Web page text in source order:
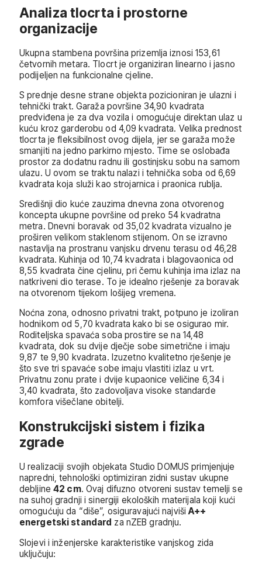
Analiza tlocrta i prostorne
organizacije
Ukupna stambena površina prizemlja iznosi 153,61
četvornih metara. Tlocrt je organiziran linearno i jasno
podijeljen na funkcionalne cjeline.
S prednje desne strane objekta pozicioniran je ulazni i
tehnički trakt. Garaža površine 34,90 kvadrata
predviđena je za dva vozila i omogućuje direktan ulaz u
kuću kroz garderobu od 4,09 kvadrata. Velika prednost
tlocrta je fleksibilnost ovog dijela, jer se garaža može
smanjiti na jedno parkirno mjesto. Time se oslobađa
prostor za dodatnu radnu ili gostinjsku sobu na samom
ulazu. U ovom se traktu nalazi i tehnička soba od 6,69
kvadrata koja služi kao strojarnica i praonica rublja.
Središnji dio kuće zauzima dnevna zona otvorenog
koncepta ukupne površine od preko 54 kvadratna
metra. Dnevni boravak od 35,02 kvadrata vizualno je
proširen velikom staklenom stijenom. On se izravno
nastavlja na prostranu vanjsku drvenu terasu od 46,28
kvadrata. Kuhinja od 10,74 kvadrata i blagovaonica od
8,55 kvadrata čine cjelinu, pri čemu kuhinja ima izlaz na
natkriveni dio terase. To je idealno rješenje za boravak
na otvorenom tijekom lošijeg vremena.
Noćna zona, odnosno privatni trakt, potpuno je izoliran
hodnikom od 5,70 kvadrata kako bi se osigurao mir.
Roditeljska spavaća soba prostire se na 14,48
kvadrata, dok su dvije dječje sobe simetrične i imaju
9,87 te 9,90 kvadrata. Izuzetno kvalitetno rješenje je
što sve tri spavaće sobe imaju vlastiti izlaz u vrt.
Privatnu zonu prate i dvije kupaonice veličine 6,34 i
3,40 kvadrata, što zadovoljava visoke standarde
komfora višečlane obitelji.
Konstrukcijski sistem i fizika
zgrade
U realizaciji svojih objekata Studio DOMUS primjenjuje
napredni, tehnološki optimiziran zidni sustav ukupne
debljine42 cm. Ovaj difuzno otvoreni sustav temelji se
na suhoj gradnji i sinergiji ekoloških materijala koji kući
omogućuju da “diše”, osiguravajući najvišiA++
energetski standard za nZEB gradnju.
Slojevi i inženjerske karakteristike vanjskog zida
uključuju: